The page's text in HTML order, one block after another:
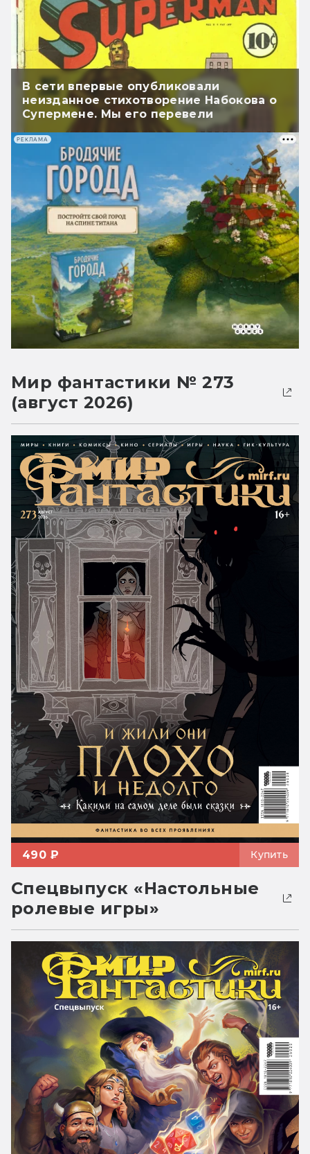
В сети впервые опубликовали
неизданное стихотворение Набокова о
Супермене. Мы его перевели
РЕКЛАМА
Мир фантастики № 273
(август 2026)
490 ₽ Купить
Спецвыпуск «Настольные
ролевые игры»